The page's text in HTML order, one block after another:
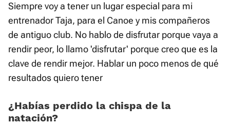
Siempre voy a tener un lugar especial para mi
entrenador Taja, para el Canoe y mis compañeros
de antiguo club. No hablo de disfrutar porque vaya a
rendir peor, lo llamo 'disfrutar' porque creo que es la
clave de rendir mejor. Hablar un poco menos de qué
resultados quiero tener
¿Habías perdido la chispa de la
natación?